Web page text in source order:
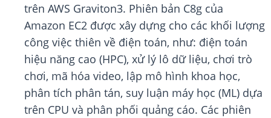
trên AWS Graviton3. Phiên bản C8g của
Amazon EC2 được xây dựng cho các khối lượng
công việc thiên về điện toán, như: điện toán
hiệu năng cao (HPC), xử lý lô dữ liệu, chơi trò
chơi, mã hóa video, lập mô hình khoa học,
phân tích phân tán, suy luận máy học (ML) dựa
trên CPU và phân phối quảng cáo. Các phiên